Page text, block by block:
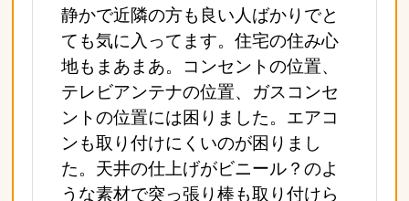
静かで近隣の方も良い人ばかりでと
ても気に入ってます。住宅の住み心
地もまあまあ。コンセントの位置、
テレビアンテナの位置、ガスコンセ
ントの位置には困りました。エアコ
ンも取り付けにくいのが困りまし
た。天井の仕上げがビニール？のよ
うな素材で突っ張り棒も取り付けら